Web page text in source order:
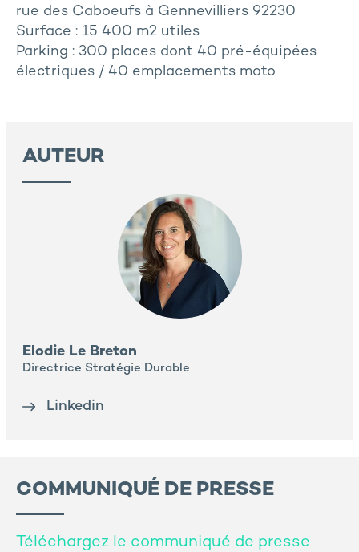
COMMUNIQUÉ DE PRESSE
Téléchargez le communiqué de presse
rue des Caboeufs à Gennevilliers 92230
Surface : 15 400 m2 utiles
Parking : 300 places dont 40 pré-équipées
électriques / 40 emplacements moto
AUTEUR
Elodie Le Breton
Directrice Stratégie Durable
Linkedin